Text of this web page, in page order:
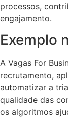
processos,
engajamento.
Exemplo
A Vagas For
recrutamento,
automatizar a
qualidade das
os algoritmos